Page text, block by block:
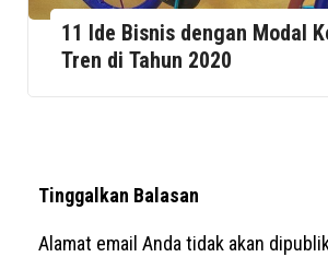
11 Ide Bisnis dengan Modal
Tren di Tahun 2020
Tinggalkan Balasan
Alamat email Anda tidak akan